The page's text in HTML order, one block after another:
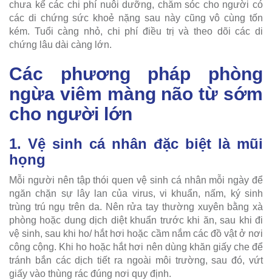
chưa kể các chi phí nuôi dưỡng, chăm sóc cho người có
các di chứng sức khoẻ nặng sau này cũng vô cùng tốn
kém. Tuổi càng nhỏ, chi phí điều trị và theo dõi các di
chứng lâu dài càng lớn.
Các phương pháp phòng
ngừa viêm màng não từ sớm
cho người lớn
1. Vệ sinh cá nhân đặc biệt là mũi
họng
Mỗi người nên tập thói quen vệ sinh cá nhân mỗi ngày để
ngăn chặn sự lây lan của virus, vi khuẩn, nấm, ký sinh
trùng trú ngụ trên da. Nên rửa tay thường xuyên bằng xà
phòng hoặc dung dịch diệt khuẩn trước khi ăn, sau khi đi
vệ sinh, sau khi ho/ hắt hơi hoặc cầm nắm các đồ vật ở nơi
công cộng. Khi ho hoặc hắt hơi nên dùng khăn giấy che để
tránh bắn các dịch tiết ra ngoài môi trường, sau đó, vứt
giấy vào thùng rác đúng nơi quy định.